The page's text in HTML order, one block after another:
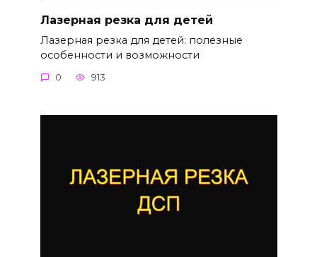
Лазерная резка для детей
Лазерная резка для детей: полезные
особенности и возможности
0 913